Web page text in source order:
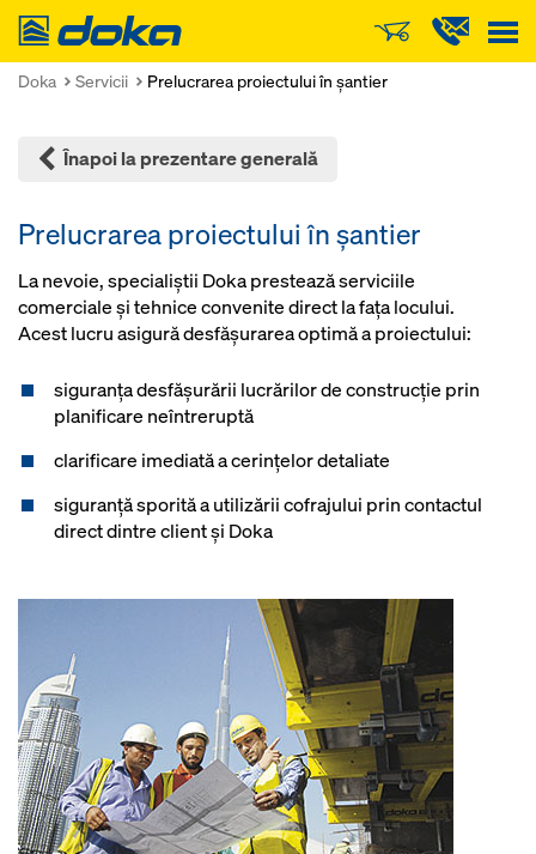
Doka
Doka Servicii Prelucrarea proiectului în şantier
Înapoi la prezentare generală
Prelucrarea proiectului în şantier
La nevoie, specialiștii Doka prestează serviciile
comerciale şi tehnice convenite direct la faţa locului.
Acest lucru asigură desfăşurarea optimă a proiectului:
siguranţa desfăşurării lucrărilor de construcţie prin
planificare neîntreruptă
clarificare imediată a cerinţelor detaliate
siguranţă sporită a utilizării cofrajului prin contactul
direct dintre client şi Doka